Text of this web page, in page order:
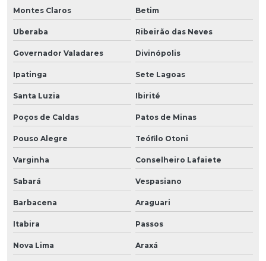
Montes Claros Betim
Uberaba Ribeirão das Neves
Governador Valadares Divinópolis
Ipatinga Sete Lagoas
Santa Luzia Ibirité
Poços de Caldas Patos de Minas
Pouso Alegre Teófilo Otoni
Varginha Conselheiro Lafaiete
Sabará Vespasiano
Barbacena Araguari
Itabira Passos
Nova Lima Araxá